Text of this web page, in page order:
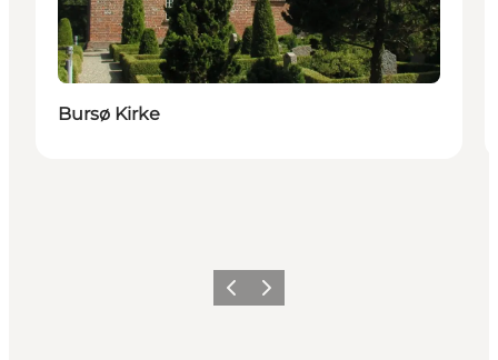
Bursø Kirke
ZurückWeiter